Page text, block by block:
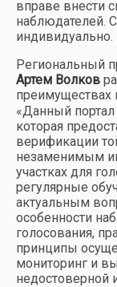
вправе внести
наблюдателей.
индивидуально.
Региональный
Артем Волков
преимуществах
«Данный
которая
верификации
незаменимым
участках для
регулярные
актуальным
особенности
голосования,
принципы
мониторинг и
недостоверной